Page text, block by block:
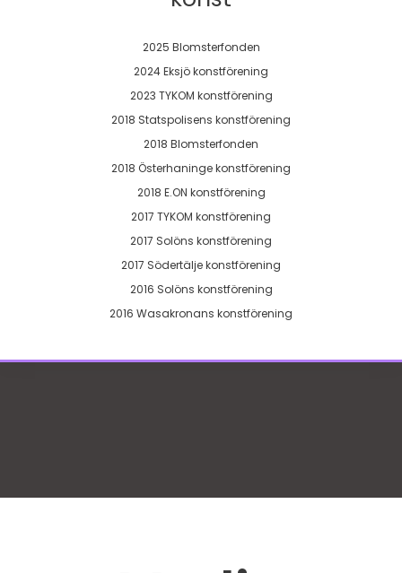
2025 Blomsterfonden
2024 Eksjö konstförening
2023 TYKOM konstförening
2018 Statspolisens konstförening
2018 Blomsterfonden
2018 Österhaninge konstförening
2018 E.ON konstförening
2017 TYKOM konstförening
2017 Solöns konstförening
2017 Södertälje konstförening
2016 Solöns konstförening
2016 Wasakronans konstförening